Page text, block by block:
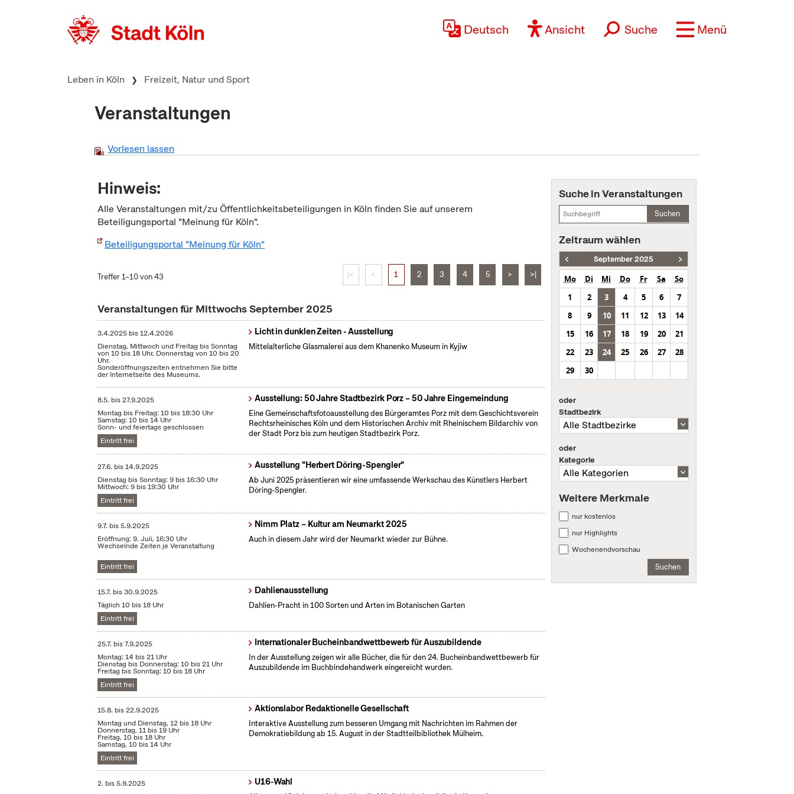
Deutsch Ansicht Suche Menü
Leben in Köln Freizeit, Natur und Sport
Veranstaltungen
Vorlesen lassen
Hinweis:
Alle Veranstaltungen mit/zu Öffentlichkeitsbeteiligungen in Köln finden Sie auf unserem
Beteiligungsportal "Meinung für Köln".
Beteiligungsportal "Meinung für Köln"
Treffer 1–10 von 43 |< < 1 2 3 4 5 > >|
Veranstaltungen für Mittwochs September 2025
3.4.2025 bis12.4.2026
Dienstag, Mittwoch und Freitag bis Sonntag
von 10 bis 18 Uhr, Donnerstag von 10 bis 20
Uhr.
Sonderöffnungszeiten entnehmen Sie bitte
der Internetseite des Museums.
Licht in dunklen Zeiten - Ausstellung
Mittelalterliche Glasmalerei aus dem Khanenko Museum in Kyjiw
8.5. bis27.9.2025
Montag bis Freitag: 10 bis 18:30 Uhr
Samstag: 10 bis 14 Uhr
Sonn- und feiertags geschlossen
Eintritt frei
Ausstellung: 50 Jahre Stadtbezirk Porz – 50 Jahre Eingemeindung
Eine Gemeinschaftsfotoausstellung des Bürgeramtes Porz mit dem Geschichtsverein
Rechtsrheinisches Köln und dem Historischen Archiv mit Rheinischem Bildarchiv von
der Stadt Porz bis zum heutigen Stadtbezirk Porz.
27.6. bis14.9.2025
Dienstag bis Sonntag: 9 bis 16:30 Uhr
Mittwoch: 9 bis 19:30 Uhr
Eintritt frei
Ausstellung "Herbert Döring-Spengler"
Ab Juni 2025 präsentieren wir eine umfassende Werkschau des Künstlers Herbert
Döring-Spengler.
9.7. bis5.9.2025
Eröffnung: 9. Juli, 16:30 Uhr
Wechselnde Zeiten je Veranstaltung
Eintritt frei
Nimm Platz – Kultur am Neumarkt 2025
Auch in diesem Jahr wird der Neumarkt wieder zur Bühne.
15.7. bis30.9.2025
Täglich 10 bis 18 Uhr
Eintritt frei
Dahlienausstellung
Dahlien-Pracht in 100 Sorten und Arten im Botanischen Garten
25.7. bis7.9.2025
Montag: 14 bis 21 Uhr
Dienstag bis Donnerstag: 10 bis 21 Uhr
Freitag bis Sonntag: 10 bis 18 Uhr
Eintritt frei
Internationaler Bucheinbandwettbewerb für Auszubildende
In der Ausstellung zeigen wir alle Bücher, die für den 24. Bucheinbandwettbewerb für
Auszubildende im Buchbindehandwerk eingereicht wurden.
15.8. bis22.9.2025
Montag und Dienstag, 12 bis 18 Uhr
Donnerstag, 11 bis 19 Uhr
Freitag, 10 bis 18 Uhr
Samstag, 10 bis 14 Uhr
Eintritt frei
Aktionslabor Redaktionelle Gesellschaft
Interaktive Ausstellung zum besseren Umgang mit Nachrichten im Rahmen der
Demokratiebildung ab 15. August in der Stadtteilbibliothek Mülheim.
2. bis5.9.2025
U16-Wahl
Suche in Veranstaltungen
Suchen
Zeitraum wählen
September 2025
Mo Di Mi Do Fr Sa
So
1
2 3 4 5 6
7
8
9 10 11 12 13
14
15
16 17 18 19 20
21
22
23 24 25 26 27
28
29
30
oder
Stadtbezirk
oder
Kategorie
Weitere Merkmale
nur kostenlos
nur Highlights
Wochenendvorschau
Suchen